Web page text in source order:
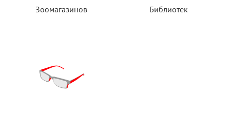
Зоомагазинов Библиотек